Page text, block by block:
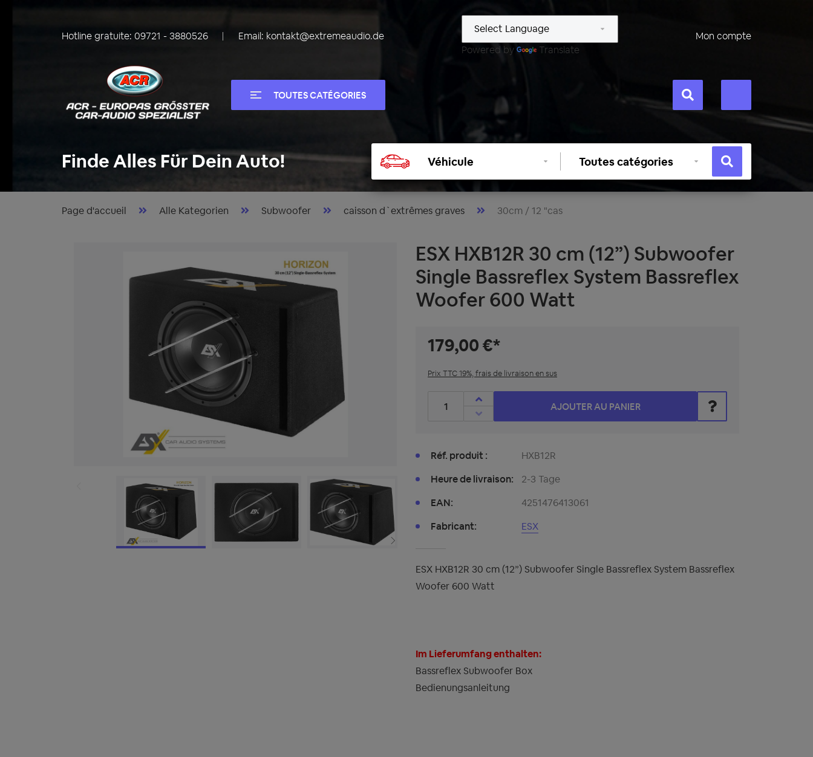
Hotline gratuite: 09721 - 3880526 Email: kontakt@extremeaudio.de
Powered by
Translate
Mon compte
TOUTES CATÉGORIES
Finde Alles Für Dein Auto!
un
véhicule
Sélectionner
catégorie
Page d'accueil Alle Kategorien Subwoofer caisson d`extrêmes graves 30cm / 12 "cas
ESX HXB12R 30 cm (12”) Subwoofer
Single Bassreflex System Bassreflex
Woofer 600 Watt
179,00 €*
Prix TTC 19%, frais de livraison en sus
Nombre de produits : entrez la valeur souhaitée ou utilisez les boutons pour augmenter
AJOUTER AU PANIER
Réf. produit :
HXB12R
Heure de livraison:
2-3 Tage
EAN:
4251476413061
Fabricant:
ESX
ESX HXB12R 30 cm (12”) Subwoofer Single Bassreflex System Bassreflex
Woofer 600 Watt
Im Lieferumfang enthalten:
Bassreflex Subwoofer Box
Bedienungsanleitung